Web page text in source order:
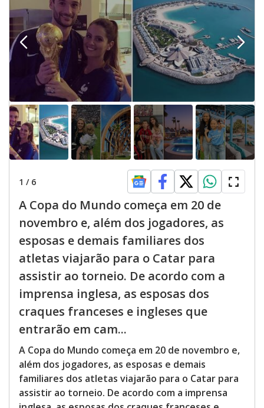
1 / 6
A Copa do Mundo começa em 20 de
novembro e, além dos jogadores, as
esposas e demais familiares dos
atletas viajarão para o Catar para
assistir ao torneio. De acordo com a
imprensa inglesa, as esposas dos
craques franceses e ingleses que
entrarão em cam...
A Copa do Mundo começa em 20 de novembro e,
além dos jogadores, as esposas e demais
familiares dos atletas viajarão para o Catar para
assistir ao torneio. De acordo com a imprensa